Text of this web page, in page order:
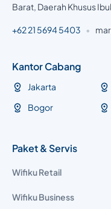
Barat, Daerah Khusus
+62 21 5694 5403 •
Kantor Cabang
Jakarta
Bogor
Paket & Servis
Wifiku Retail
Wifiku Business